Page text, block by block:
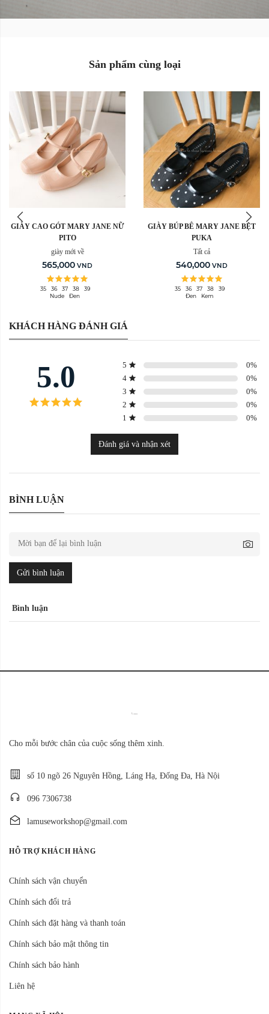
Sản phẩm cùng loại
GIÀY CAO GÓT MARY JANE NỮ
PITO
giày mới về
565,000 VND
35 36 37 38
39
Nude
Đen
Sản Phẩm Hết Hàng
GIÀY BÚP BÊ MARY JANE BỆT
PUKA
Tất cả
540,000 VND
35 36 37 38
39
Đen
Kem
KHÁCH HÀNG ĐÁNH GIÁ
5.0 5 0%
4
0%
3
0%
2
0%
1
0%
Đánh giá và nhận xét
BÌNH LUẬN
Gửi bình luận
Bình luận
Cho mỗi bước chân của cuộc sống thêm xinh.
số 10 ngõ 26 Nguyên Hồng, Láng Hạ, Đống Đa, Hà Nội
096 7306738
lamuseworkshop@gmail.com
HỖ TRỢ KHÁCH HÀNG
Chính sách vận chuyển
Chính sách đổi trả
Chính sách đặt hàng và thanh toán
Chính sách bảo mật thông tin
Chính sách bảo hành
Liên hệ